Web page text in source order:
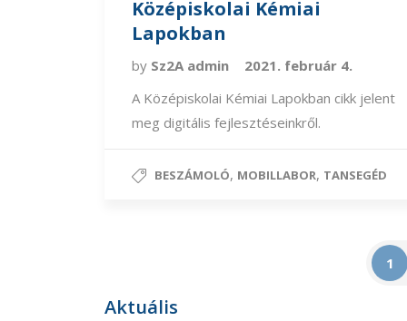
Középiskolai Kémiai
Lapokban
by Sz2A admin
2021. február 4.
A Középiskolai Kémiai Lapokban cikk jelent
meg digitális fejlesztéseinkről.
BESZÁMOLÓ, MOBILLABOR, TANSEGÉD
1
Aktuális